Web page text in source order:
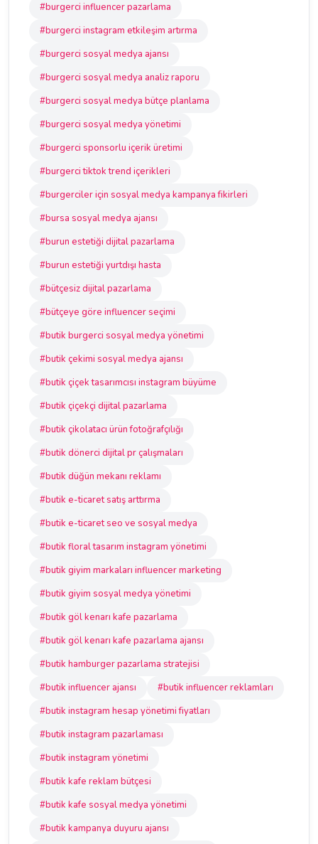
#burgerci influencer pazarlama
#burgerci instagram etkileşim artırma
#burgerci sosyal medya ajansı
#burgerci sosyal medya analiz raporu
#burgerci sosyal medya bütçe planlama
#burgerci sosyal medya yönetimi
#burgerci sponsorlu içerik üretimi
#burgerci tiktok trend içerikleri
#burgerciler için sosyal medya kampanya fikirleri
#bursa sosyal medya ajansı
#burun estetiği dijital pazarlama
#burun estetiği yurtdışı hasta
#bütçesiz dijital pazarlama
#bütçeye göre influencer seçimi
#butik burgerci sosyal medya yönetimi
#butik çekimi sosyal medya ajansı
#butik çiçek tasarımcısı instagram büyüme
#butik çiçekçi dijital pazarlama
#butik çikolatacı ürün fotoğrafçılığı
#butik dönerci dijital pr çalışmaları
#butik düğün mekanı reklamı
#butik e-ticaret satış arttırma
#butik e-ticaret seo ve sosyal medya
#butik floral tasarım instagram yönetimi
#butik giyim markaları influencer marketing
#butik giyim sosyal medya yönetimi
#butik göl kenarı kafe pazarlama
#butik göl kenarı kafe pazarlama ajansı
#butik hamburger pazarlama stratejisi
#butik influencer ajansı
#butik influencer reklamları
#butik instagram hesap yönetimi fiyatları
#butik instagram pazarlaması
#butik instagram yönetimi
#butik kafe reklam bütçesi
#butik kafe sosyal medya yönetimi
#butik kampanya duyuru ajansı